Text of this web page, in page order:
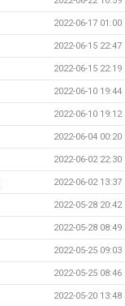
2022-06-17 01:00
2022-06-15 22:47
2022-06-15 22:19
2022-06-10 19:44
2022-06-10 19:12
2022-06-04 00:20
2022-06-02 22:30
2022-06-02 13:37
2022-05-28 20:42
2022-05-28 08:49
2022-05-25 09:03
2022-05-25 08:46
2022-05-20 13:48